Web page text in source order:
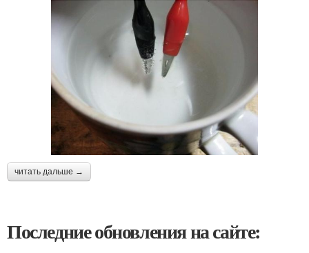
читать дальше →
Последние обновления на сайте: